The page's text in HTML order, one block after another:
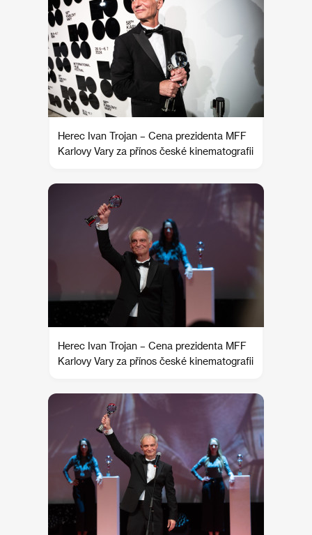
Herec Ivan Trojan – Cena prezidenta MFF
Karlovy Vary za přínos české kinematografii
Herec Ivan Trojan – Cena prezidenta MFF
Karlovy Vary za přínos české kinematografii